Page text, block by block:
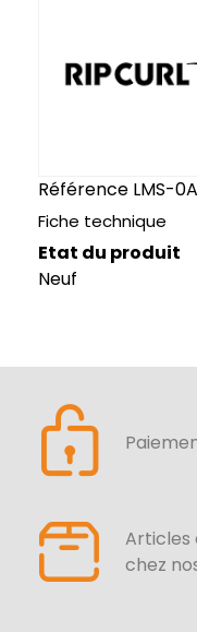
Référence LMS-
Fiche technique
Etat du produit
Neuf
Articles
chez